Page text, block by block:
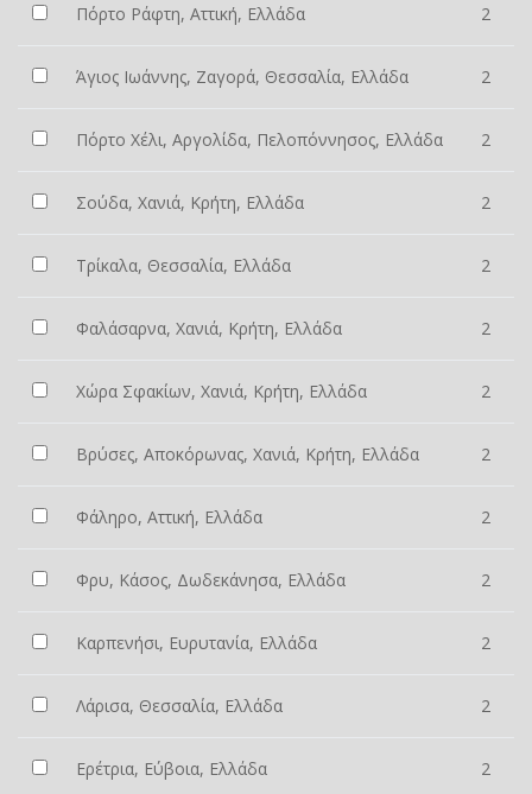
Πόρτο Ράφτη, Αττική, Ελλάδα 2
Άγιος Ιωάννης, Ζαγορά, Θεσσαλία, Ελλάδα 2
Πόρτο Χέλι, Αργολίδα, Πελοπόννησος, Ελλάδα 2
Σούδα, Χανιά, Κρήτη, Ελλάδα 2
Τρίκαλα, Θεσσαλία, Ελλάδα 2
Φαλάσαρνα, Χανιά, Κρήτη, Ελλάδα 2
Χώρα Σφακίων, Χανιά, Κρήτη, Ελλάδα 2
Βρύσες, Αποκόρωνας, Χανιά, Κρήτη, Ελλάδα 2
Φάληρο, Αττική, Ελλάδα 2
Φρυ, Κάσος, Δωδεκάνησα, Ελλάδα 2
Καρπενήσι, Ευρυτανία, Ελλάδα 2
Λάρισα, Θεσσαλία, Ελλάδα 2
Ερέτρια, Εύβοια, Ελλάδα 2